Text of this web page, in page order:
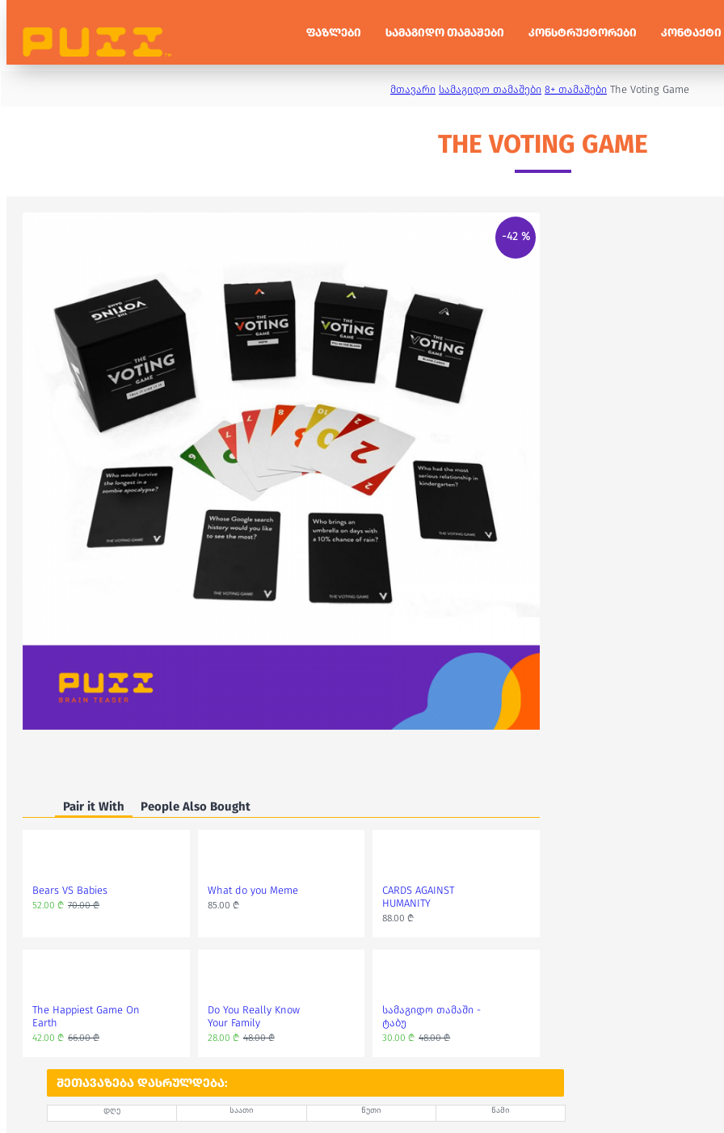
ᲤᲐᲖᲚᲔᲑᲘ ᲡᲐᲛᲐᲒᲘᲓᲝ ᲗᲐᲛᲐᲨᲔᲑᲘ ᲙᲝᲜᲡᲢᲠᲣᲥᲢᲝᲠᲔᲑᲘ ᲙᲝᲜᲢᲐᲥᲢᲘ
მთავარი სამაგიდო თამაშები 8+ თამაშები The Voting Game
THE VOTING GAME
-42 %
Pair it With People Also Bought
Bears VS Babies
52.00 ₾ 70.00 ₾
What do you Meme
85.00 ₾
CARDS AGAINST
HUMANITY
88.00 ₾
The Happiest Game On
Earth
42.00 ₾ 66.00 ₾
Do You Really Know
Your Family
28.00 ₾ 48.00 ₾
სამაგიდო თამაში -
ტაბუ
30.00 ₾ 48.00 ₾
ᲨᲔᲗᲐᲕᲐᲖᲔᲑᲐ ᲓᲐᲡᲠᲣᲚᲓᲔᲑᲐ:
დღე საათი წუთი წამი